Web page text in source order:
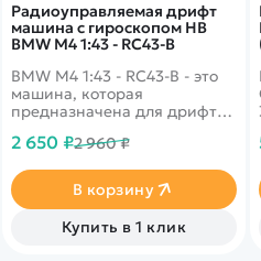
Радиоуправляемая дрифт
машина с гироскопом HB
BMW M4 1:43 - RC43-B
BMW M4 1:43 - RC43-B - это
машина, которая
предназначена для дрифта.
выполненная в масштабе
при помощи пульта ДУ,
работающего на частоте 2,4
ГГц. В наборе также
поставляются комплект
2 650 ₽2 960 ₽
В корзину
Купить в 1 клик